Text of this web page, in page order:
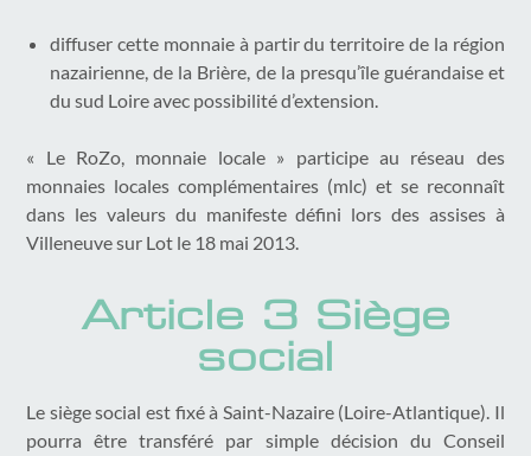
diffuser cette monnaie à partir du territoire de la région
nazairienne, de la Brière, de la presqu’île guérandaise et
du sud Loire avec possibilité d’extension.
« Le RoZo, monnaie locale » participe au réseau des
monnaies locales complémentaires (mlc) et se reconnaît
dans les valeurs du manifeste défini lors des assises à
Villeneuve sur Lot le 18 mai 2013.
Article 3 Siège
social
Le siège social est fixé à Saint-Nazaire (Loire-Atlantique). Il
pourra être transféré par simple décision du Conseil